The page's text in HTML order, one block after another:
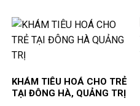
KHÁM TIÊU HOÁ CHO TRẺ
TẠI ĐÔNG HÀ, QUẢNG TRỊ